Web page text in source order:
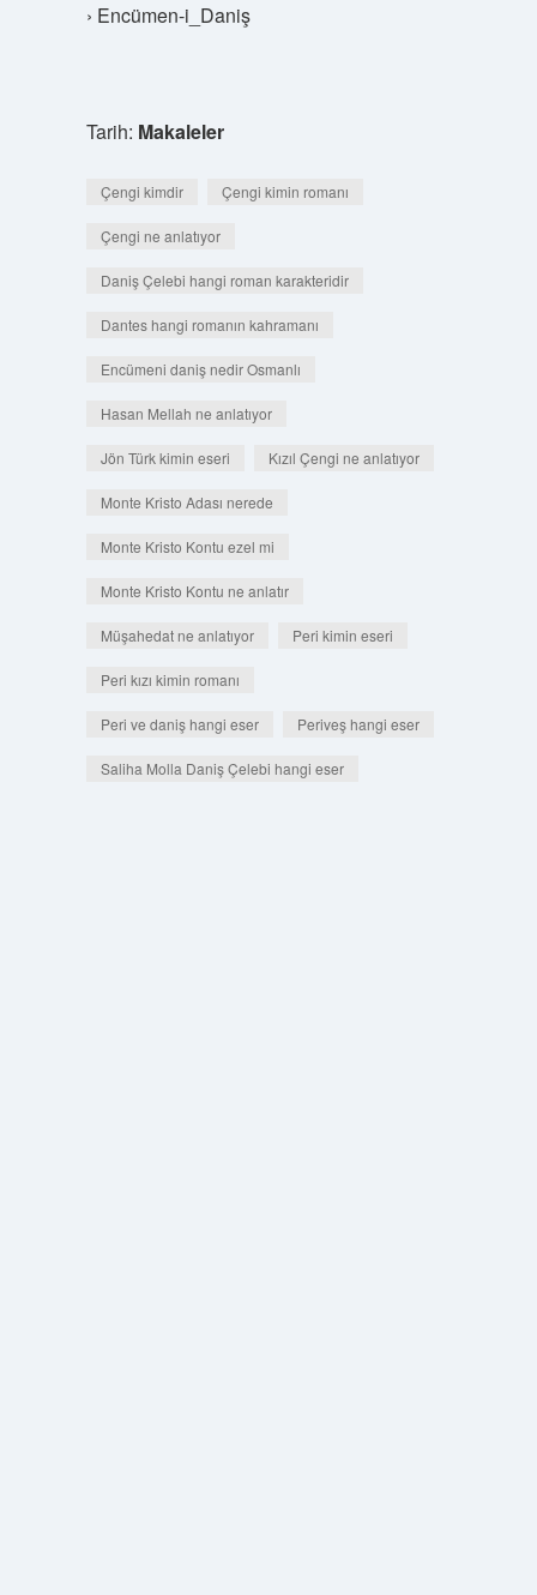
› Encümen-i_Daniş
Tarih: Makaleler
Çengi kimdir Çengi kimin romanı
Çengi ne anlatıyor
Daniş Çelebi hangi roman karakteridir
Dantes hangi romanın kahramanı
Encümeni daniş nedir Osmanlı
Hasan Mellah ne anlatıyor
Jön Türk kimin eseri Kızıl Çengi ne anlatıyor
Monte Kristo Adası nerede
Monte Kristo Kontu ezel mi
Monte Kristo Kontu ne anlatır
Müşahedat ne anlatıyor Peri kimin eseri
Peri kızı kimin romanı
Peri ve daniş hangi eser Periveş hangi eser
Saliha Molla Daniş Çelebi hangi eser